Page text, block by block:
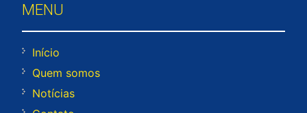
MENU
Início
Quem somos
Notícias